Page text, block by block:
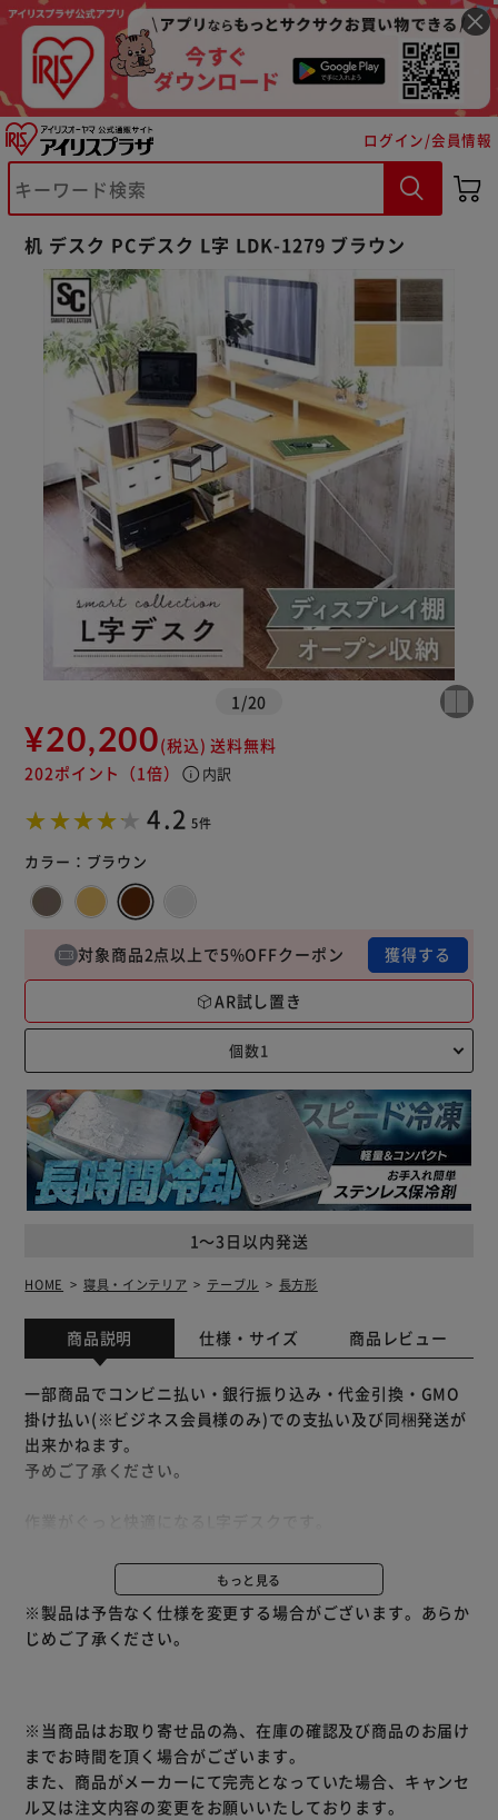
ログイン/会員情報
机 デスク PCデスク L字 LDK-1279 ブラウン
1 /20
¥20,200(税込) 送料無料
202ポイント （1倍） info 内訳
4.2 5件
カラー： ブラウン
1～3日以内発送
対象商品2点以上で5%OFFクーポン 獲得する
AR試し置き
HOME 寝具・インテリア テーブル 長方形
商品説明 仕様・サイズ 商品レビュー
一部商品でコンビニ払い・銀行振り込み・代金引換・GMO
掛け払い(※ビジネス会員様のみ)での支払い及び同梱発送が
出来かねます。
予めご了承ください。
デスクトップとノートパソコンの2台使いにも最適な形とサ
イズ感です。
モニターをディスプレイ棚に置けば、目線が約10cmアッ
プ。
便利な2口コンセントも付いています。
足下にはデスク周りをすっきりさせる大容量オープン収納。
収納棚はお好みの高さで調整でき、左右どちらにでも設置可
能です。
もっと見る
※製品は予告なく仕様を変更する場合がございます。あらか
じめご了承ください。
※当商品はお取り寄せ品の為、在庫の確認及び商品のお届け
までお時間を頂く場合がございます。
また、商品がメーカーにて完売となっていた場合、キャンセ
ル又は注文内容の変更をお願いいたしております。
※ご確認ください
カートに入れる